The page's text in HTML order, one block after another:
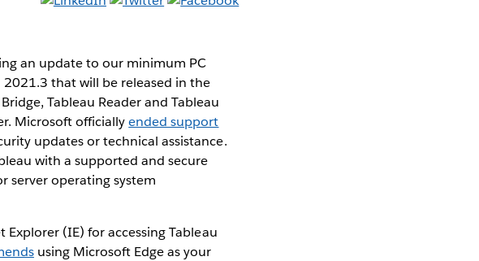
an update to our minimum PC
that will be released in the
Tableau Reader and Tableau
Microsoft officiallyended support
updates or technical assistance.
with a supported and secure
server operating system
(IE) for accessing Tableau
using Microsoft Edge as your